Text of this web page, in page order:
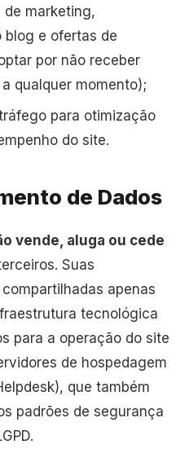
de marketing,
blog e ofertas de
por não receber
qualquer momento);
para otimização
do site.
de Dados
vende, aluga ou cede
Suas
apenas
tecnológica
para a operação do site
de hospedagem
que também
padrões de segurança